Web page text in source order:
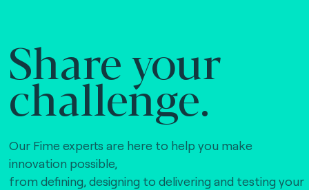
Share your
challenge.
Our Fime experts are here to help you make
innovation possible,
from defining, designing to delivering and testing your